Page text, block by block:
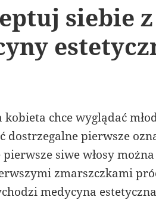
siebie
kobieta chce wyglądać
dostrzegalne pierwsze
siwe włosy
zmarszczkami
medycyna